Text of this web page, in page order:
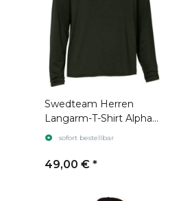
Swedteam Herren
Langarm-T-Shirt Alpha
LS Swedteam Green
sofort bestellbar
49,00 € *